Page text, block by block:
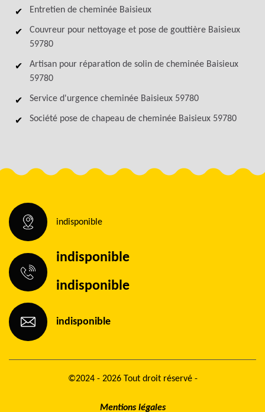
Entretien de cheminée Baisieux
Couvreur pour nettoyage et pose de gouttière Baisieux
59780
Artisan pour réparation de solin de cheminée Baisieux
59780
Service d'urgence cheminée Baisieux 59780
Société pose de chapeau de cheminée Baisieux 59780
indisponible
indisponible
indisponible
indisponible
©2024 - 2026 Tout droit réservé -
Mentions légales